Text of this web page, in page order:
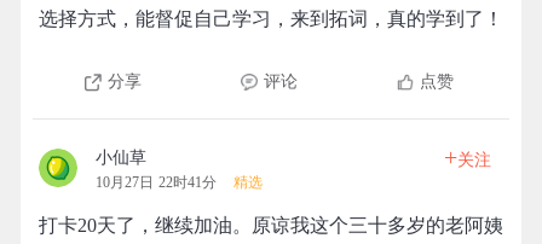
选择方式，能督促自己学习，来到拓词，真的学到了！
分享 评论 点赞
小仙草
10月27日 22时41分 精选
+关注
打卡20天了，继续加油。原谅我这个三十多岁的老阿姨